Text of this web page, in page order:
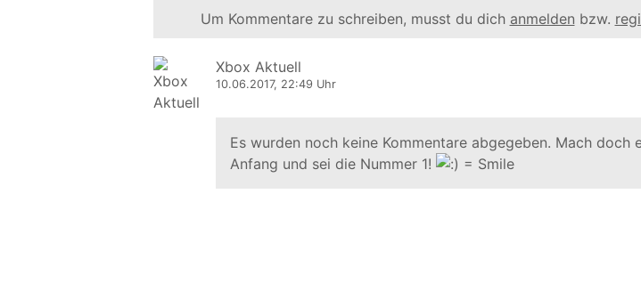
Um Kommentare zu schreiben, musst du dich anmelden bzw.
Xbox Aktuell
10.06.2017, 22:49 Uhr
Es wurden noch keine Kommentare abgegeben. Mach doch
Anfang und sei die Nummer 1!